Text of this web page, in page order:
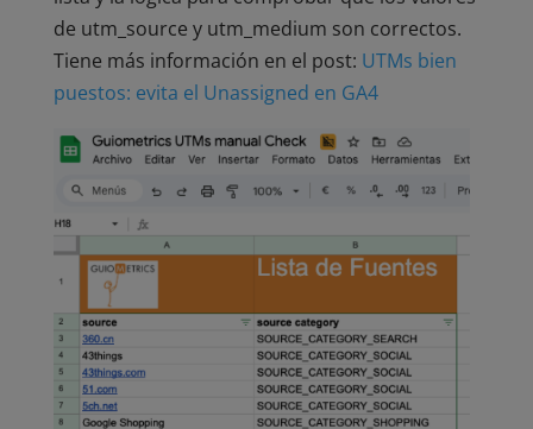
de utm_source y utm_medium son correctos.
Tiene más información en el post: UTMs bien
puestos: evita el Unassigned en GA4